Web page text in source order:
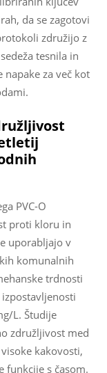
da se zagotovi
združijo z
tesnila in
napake za več kot
PVC-O
proti kloru in
uporabljajo v
komunalnih
trdnosti
L. Študije
združljivost med
kakovosti,
funkcije s časom.